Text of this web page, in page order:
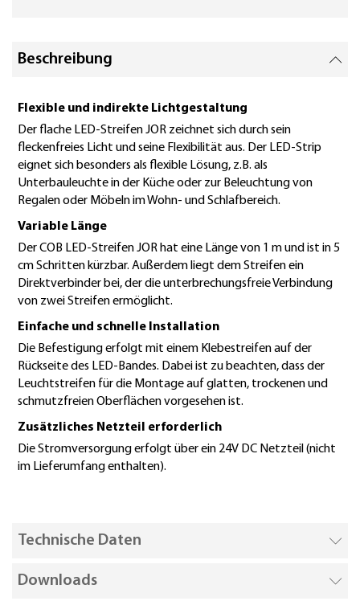
Beschreibung
Flexible und indirekte Lichtgestaltung
Der flache LED-Streifen JOR zeichnet sich durch sein
fleckenfreies Licht und seine Flexibilität aus. Der LED-Strip
eignet sich besonders als flexible Lösung, z.B. als
Unterbauleuchte in der Küche oder zur Beleuchtung von
Regalen oder Möbeln im Wohn- und Schlafbereich.
Variable Länge
Der COB LED-Streifen JOR hat eine Länge von 1 m und ist in 5
cm Schritten kürzbar. Außerdem liegt dem Streifen ein
Direktverbinder bei, der die unterbrechungsfreie Verbindung
von zwei Streifen ermöglicht.
Einfache und schnelle Installation
Die Befestigung erfolgt mit einem Klebestreifen auf der
Rückseite des LED-Bandes. Dabei ist zu beachten, dass der
Leuchtstreifen für die Montage auf glatten, trockenen und
schmutzfreien Oberflächen vorgesehen ist.
Zusätzliches Netzteil erforderlich
Die Stromversorgung erfolgt über ein 24V DC Netzteil (nicht
im Lieferumfang enthalten).
Technische Daten
Downloads